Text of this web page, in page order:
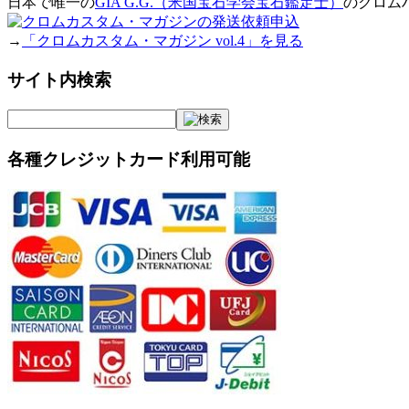
→ 「クロムカスタム・マガジン vol.4」を見る
サイト内検索
各種クレジットカード利用可能